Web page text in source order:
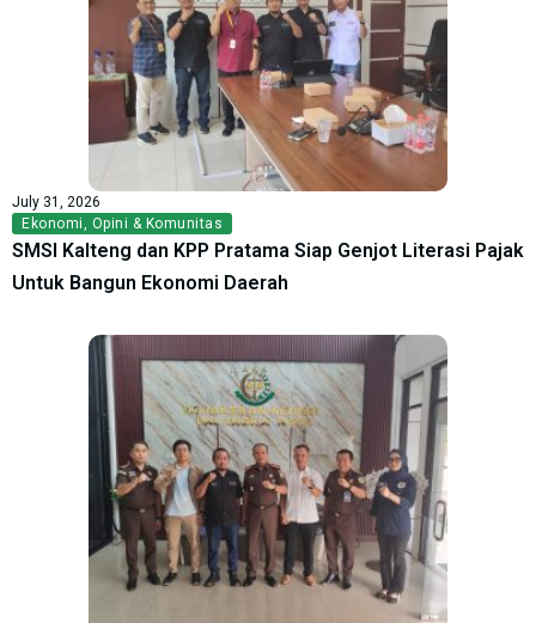
July 31, 2026
Ekonomi, Opini & Komunitas
SMSI Kalteng dan KPP Pratama Siap Genjot Literasi Pajak
Untuk Bangun Ekonomi Daerah